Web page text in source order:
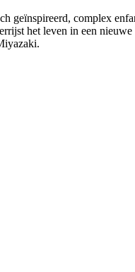
geïnspireerd, complex
het leven in een